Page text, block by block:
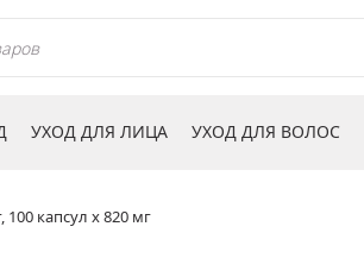
УХОД ДЛЯ ЛИЦА УХОД ДЛЯ ВОЛОС
100 капсул х 820 мг